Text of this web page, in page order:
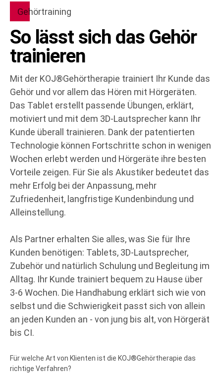
Gehörtraining
So lässt sich das Gehör
trainieren
Mit der KOJ®Gehörtherapie trainiert Ihr Kunde das
Gehör und vor allem das Hören mit Hörgeräten.
Das Tablet erstellt passende Übungen, erklärt,
motiviert und mit dem 3D-Lautsprecher kann Ihr
Kunde überall trainieren. Dank der patentierten
Technologie können Fortschritte schon in wenigen
Wochen erlebt werden und Hörgeräte ihre besten
Vorteile zeigen. Für Sie als Akustiker bedeutet das
mehr Erfolg bei der Anpassung, mehr
Zufriedenheit, langfristige Kundenbindung und
Alleinstellung.
Als Partner erhalten Sie alles, was Sie für Ihre
Kunden benötigen: Tablets, 3D-Lautsprecher,
Zubehör und natürlich Schulung und Begleitung im
Alltag. Ihr Kunde trainiert bequem zu Hause über
3-6 Wochen. Die Handhabung erklärt sich wie von
selbst und die Schwierigkeit passt sich von allein
an jeden Kunden an - von jung bis alt, von Hörgerät
bis CI.
Für welche Art von Klienten ist die KOJ®Gehörtherapie das
richtige Verfahren?